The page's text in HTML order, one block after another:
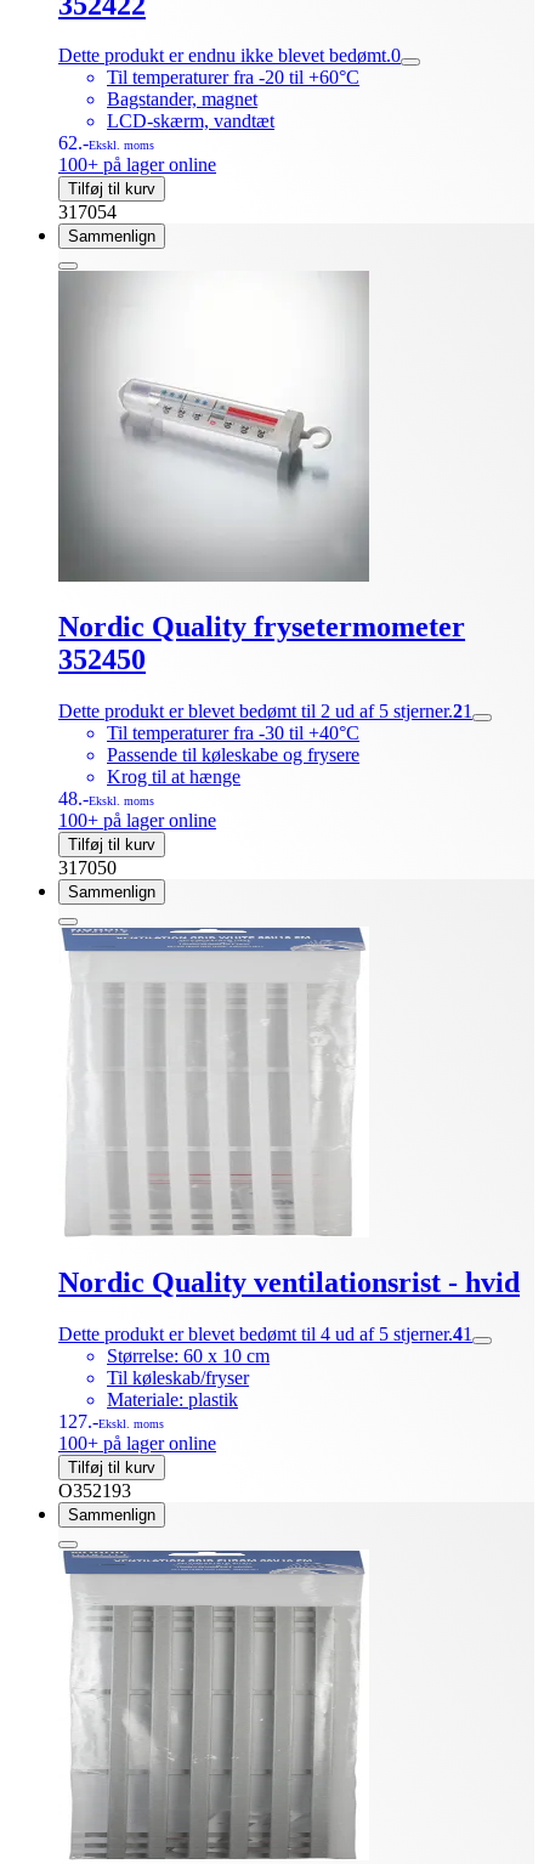
Dette produkt er endnu ikke blevet bedømt.0
Til temperaturer fra -20 til +60°C
Bagstander, magnet
LCD-skærm, vandtæt
62.-Ekskl. moms
100+ på lager online
Tilføj til kurv
317054
Sammenlign
Nordic Quality frysetermometer
352450
Dette produkt er blevet bedømt til 2 ud af 5 stjerner.21
Til temperaturer fra -30 til +40°C
Passende til køleskabe og frysere
Krog til at hænge
48.-Ekskl. moms
100+ på lager online
Tilføj til kurv
317050
Sammenlign
Nordic Quality ventilationsrist - hvid
Dette produkt er blevet bedømt til 4 ud af 5 stjerner.41
Størrelse: 60 x 10 cm
Til køleskab/fryser
Materiale: plastik
127.-Ekskl. moms
100+ på lager online
Tilføj til kurv
O352193
Sammenlign